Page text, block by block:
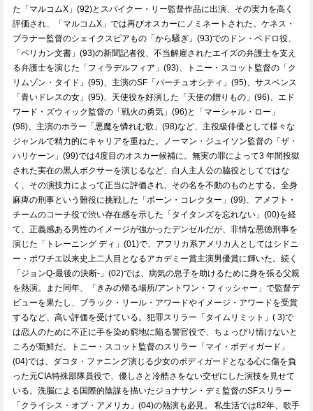
た「マルコムX」(92)とスパイクー・リー監督作品に出演、その実力を高く
評価され、「マルコムX」では再びオスカーにノミネートされた。ケネス・
ブラナー監督のシェイクスピアもの「から騒ぎ」(93)でのドン・ペドロ役、
「ペリカン文書」(93)の新聞記者役、不当解雇されたエイズの弁護士を支え
る弁護士を演じた「フィラデルフィア」(93)、トニー・スコット監督の「ク
リムゾン・タイド」(95)、主演のSF「バーチュオシティ」(95)、サスペンス
「青いドレスの女」(95)、天使役を好演した「天使の贈りもの」(96)、エド
ワード・ズウィック監督の「戦火の勇気」(96)と「マーシャル・ロー」
(98)、主演のホラー「悪魔を憐れむ歌」(98)など、主役級俳優として様々な
ジャンルで精力的にキャリアを重ねた。ノーマン・ジュイソン監督の「ザ・
ハリケーン」(99)では4度目のオスカー候補に。無実の罪によって3 年間投獄
された実在の黒人ボクサーを演じるなど、白人主人公の脇役としてではな
く、その演技力によって正当に評価され、その名を不動のものとする。全身
麻痺の刑事という難役に挑戦した「ボーン・コレクター」(99)、アメフト・
チームのコーチ役で渋い存在感を示した「タイタンズを忘れない」(00)を経
て、正義感ある男性のイメージが強かったデンゼルだが、非情な悪徳刑事を
演じた「トレーニング ディ」(01)で、アフリカ系アメリカ人としてはシドニ
ー・ポワチエ以来史上二人目となるアカデミー賞主演男優賞に輝いた。続く
「ジョンQ-最後の決断-」(02)では、病気の息子を助けるために身を張る父親
を熱演。また同年、「きみの帰る場所/アントワン・フィッシャー」で監督デ
ビューを果たし、ブラック・リール・アワードやイメージ・アワードを受賞
するなど、高い評価を受けている。犯罪スリラー「タイムリミット」( 3)で
は恋人のために不正に手を染め窮地に陥る警官役で、ちょっぴり情けないと
ころが新鮮だ。トニー・スコット監督のスリラー「マイ・ボディガード」
(04)では、ダコタ・ファニング演じる少女のボディガードとなる心に傷を負
った元CIA特殊部隊員役で、優しさと冷酷さをない交ぜにした演技を見せて
いる。洗脳による国際的陰謀を描いたジョナサン・デミ監督のSFスリラー
「クライシス・オブ・アメリカ」(04)の熱演も必見。 私生活では82年、歌手